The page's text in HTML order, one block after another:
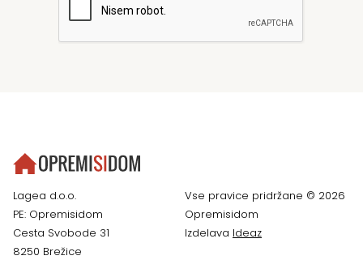
Lagea d.o.o.
PE: Opremisidom
Cesta Svobode 31
8250 Brežice
Vse pravice pridržane © 2026
Opremisidom
Izdelava Ideaz